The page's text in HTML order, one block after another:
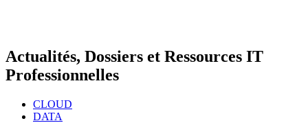
Actualités, Dossiers et Ressources IT
Professionnelles
CLOUD
DATA